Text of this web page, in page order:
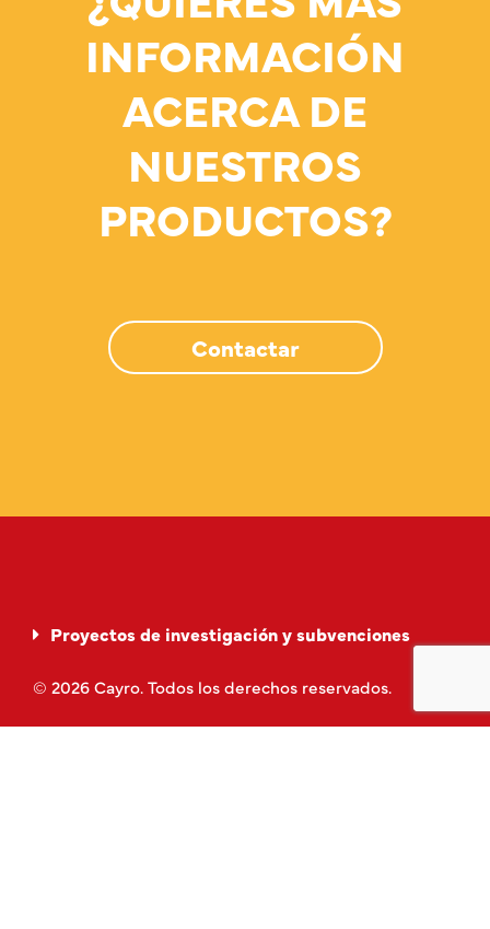
INFORMACIÓN
ACERCA DE
NUESTROS
PRODUCTOS?
Contactar
Proyectos de investigación y subvenciones
© 2026 Cayro. Todos los derechos reservados.
Política de privacidad